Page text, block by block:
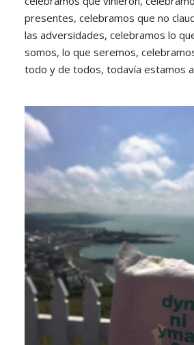
presentes, celebramos que no
las adversidades, celebramos lo
somos, lo que seremos,
todo y de todos, todavía estamos